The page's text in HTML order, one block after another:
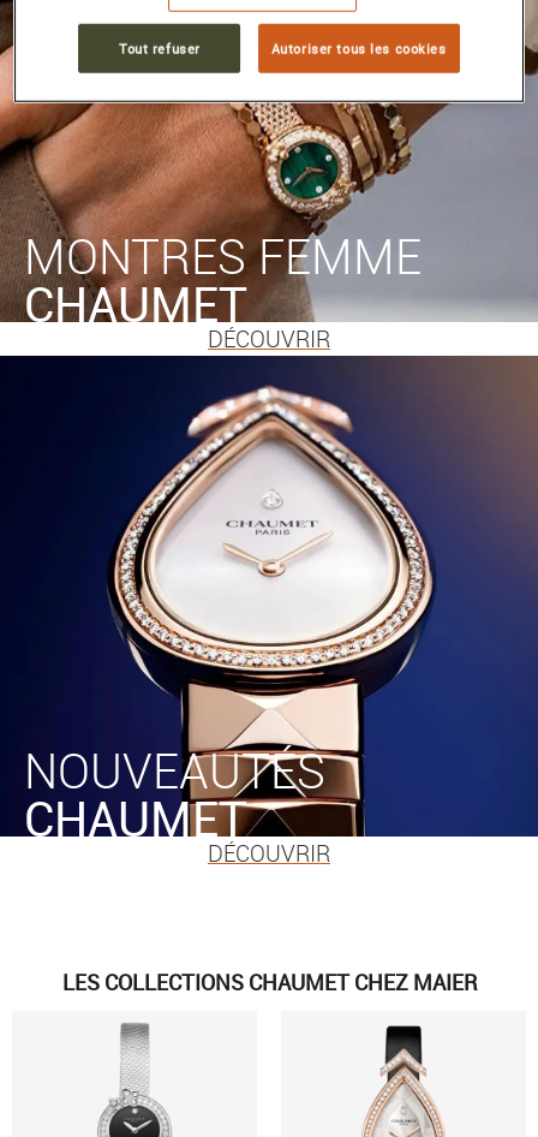
MONTRES FEMME
CHAUMET
DÉCOUVRIR
NOUVEAUTÉS
CHAUMET
DÉCOUVRIR
LES COLLECTIONS CHAUMET CHEZ MAIER
Tout refuser Autoriser tous les cookies